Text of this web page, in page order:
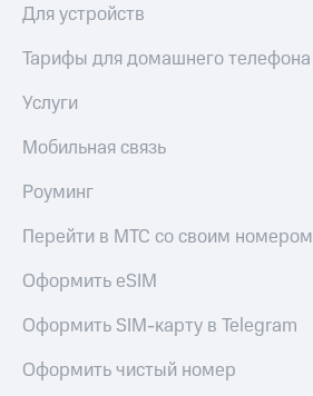
Для устройств
Тарифы для домашнего телефона
Услуги
Мобильная связь
Роуминг
Перейти в МТС со своим номером
Оформить eSIM
Оформить SIM-карту в Telegram
Оформить чистый номер